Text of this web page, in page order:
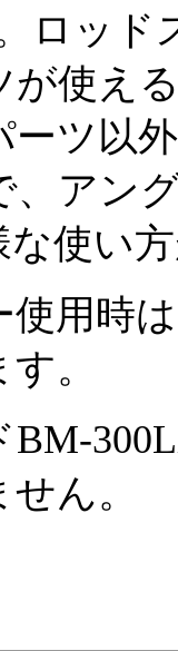
ロッド
が使え
ツ以
、アン
使い
用時
。
BM-
ん。